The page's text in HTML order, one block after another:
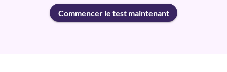
Commencer le test maintenant